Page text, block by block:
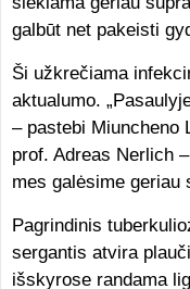
galbūt net pakeisti
Ši užkrečiama
aktualumo.
– pastebi Miuncheno
prof. Adreas Nerlich
mes galėsime geriau
Pagrindinis
sergantis atvira
išskyrose randama